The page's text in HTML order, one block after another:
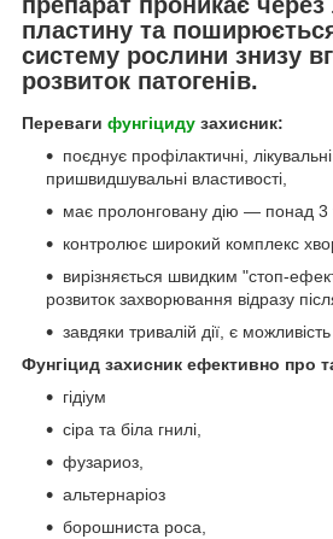
пластину та
систему рослини знизу
розвиток патогенів.
Переваги фунгіциду захисник:
поєднує профілактичні,
пришвидшувальні властивості,
має пролонговану дію — понад 3
контролює широкий комплекс
вирізняється швидким "стоп-
розвиток захворювання відразу
завдяки тривалій дії, є
Фунгіцид захисник ефективно про
гідіум
сіра та біла гнилі,
фузариоз,
альтернаріоз
борошниста роса,